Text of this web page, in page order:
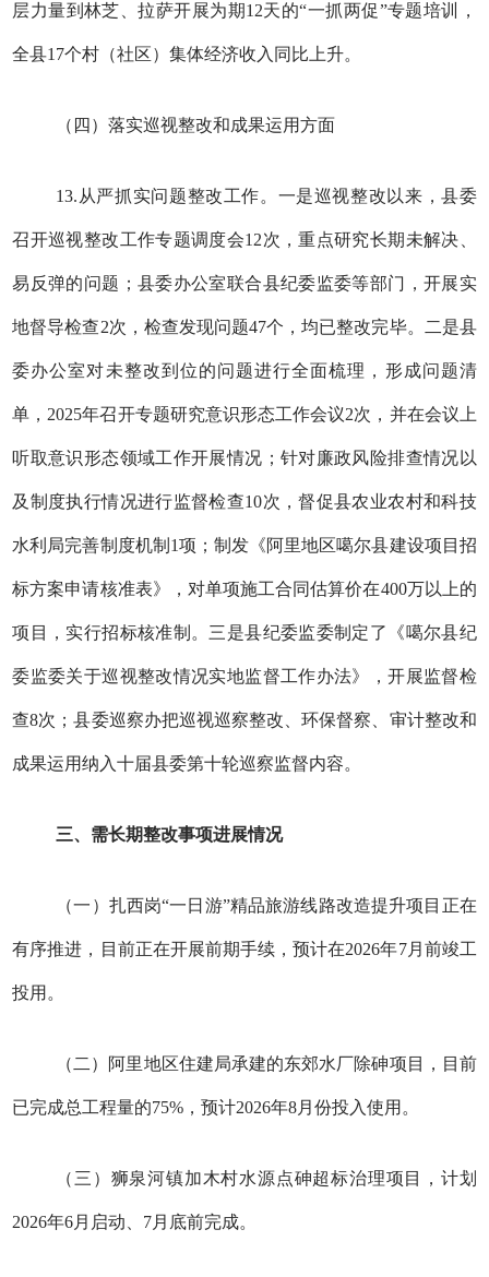
层力量到林芝、拉萨开展为期12天的“一抓两促”专题培训，
全县17个村（社区）集体经济收入同比上升。
（四）落实巡视整改和成果运用方面
13.从严抓实问题整改工作。一是巡视整改以来，县委
召开巡视整改工作专题调度会12次，重点研究长期未解决、
易反弹的问题；县委办公室联合县纪委监委等部门，开展实
地督导检查2次，检查发现问题47个，均已整改完毕。二是县
委办公室对未整改到位的问题进行全面梳理，形成问题清
单，2025年召开专题研究意识形态工作会议2次，并在会议上
听取意识形态领域工作开展情况；针对廉政风险排查情况以
及制度执行情况进行监督检查10次，督促县农业农村和科技
水利局完善制度机制1项；制发《阿里地区噶尔县建设项目招
标方案申请核准表》，对单项施工合同估算价在400万以上的
项目，实行招标核准制。三是县纪委监委制定了《噶尔县纪
委监委关于巡视整改情况实地监督工作办法》，开展监督检
查8次；县委巡察办把巡视巡察整改、环保督察、审计整改和
成果运用纳入十届县委第十轮巡察监督内容。
三、需长期整改事项进展情况
（一）扎西岗“一日游”精品旅游线路改造提升项目正在
有序推进，目前正在开展前期手续，预计在2026年7月前竣工
投用。
（二）阿里地区住建局承建的东郊水厂除砷项目，目前
已完成总工程量的75%，预计2026年8月份投入使用。
（三）狮泉河镇加木村水源点砷超标治理项目，计划
2026年6月启动、7月底前完成。